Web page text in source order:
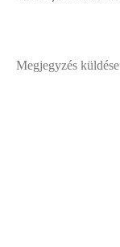
Megjegyzés küldése